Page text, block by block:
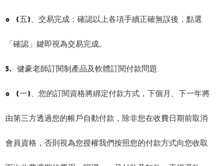
o (五)、交易完成：確認以上各項手續正確無誤後，點選
「確認」鍵即視為交易完成。
5. 健豪老師訂閱制產品及軟體訂閱付款問題
o (一)、您的訂閱資格將綁定付款方式，下個月、下一年將
由第三方透過您的帳戶自動付款，除非您在收費日期前取消
會員資格，否則視為您授權我們按照您的付款方式向您收取